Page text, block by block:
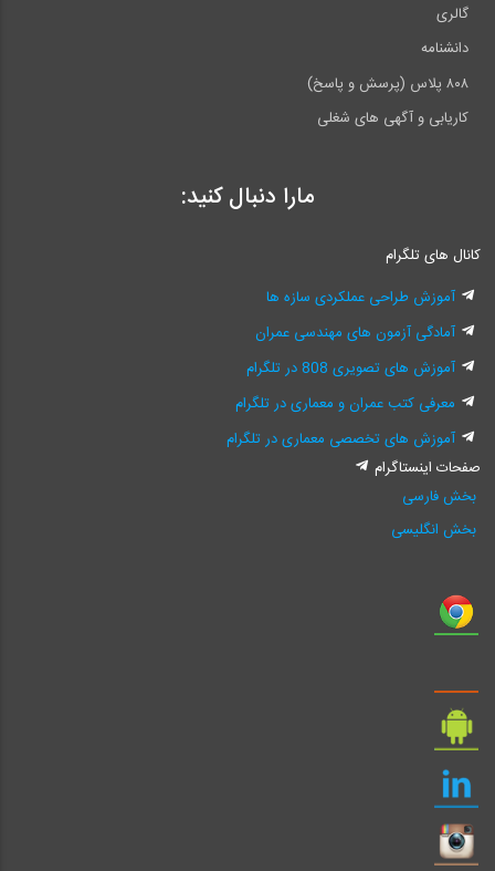
گالری
دانشنامه
۸۰۸ پلاس (پرسش و پاسخ)
کاریابی و آگهی های شغلی
مارا دنبال کنید:
کانال های تلگرام
آموزش طراحی عملکردی سازه ها
آمادگی آزمون های مهندسی عمران
آموزش های تصویری 808 در تلگرام
معرفی کتب عمران و معماری در تلگرام
آموزش های تخصصی معماری در تلگرام
صفحات اینستاگرام
بخش فارسی
بخش انگلیسی